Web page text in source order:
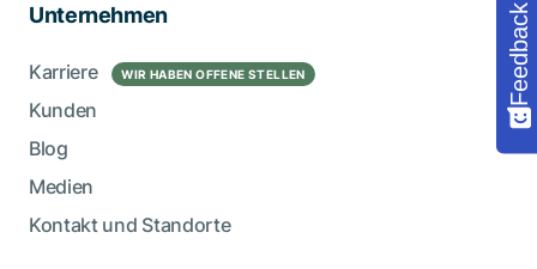
Unternehmen
Karriere WIR HABEN OFFENE STELLEN
Kunden
Blog
Medien
Kontakt und Standorte
Feedback